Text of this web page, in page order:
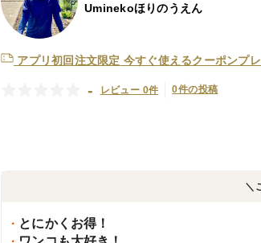
Uminekoほりのうえん
アプリ初回注文限定 今すぐ使えるクーポンプ
- レビュー 0件 0件の投稿
＼
とにかくお得！